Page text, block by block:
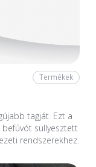
Termékek
tagját. Ezt a
süllyesztett
rendszerekhez.